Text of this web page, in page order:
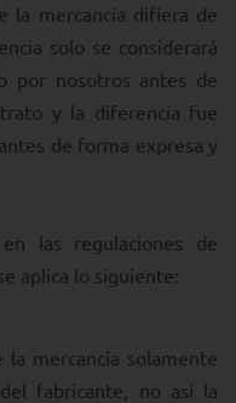
la mercancía difiera de
solo se considerará
por nosotros antes de
y la diferencia fue
de forma expresa y
las regulaciones de
aplica lo siguiente:
la mercancía solamente
fabricante, no así la